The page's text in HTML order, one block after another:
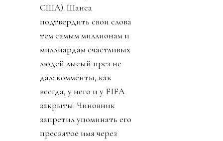
США). Шанса
подтвердить свои слова
тем самым миллионам и
миллиардам счастливых
людей лысый през не
дал: комменты, как
всегда, у него и у FIFA
закрыты. Чиновник
запретил упоминать его
пресвятое имя через